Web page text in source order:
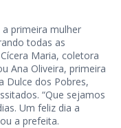
a primeira mulher
todas as
Maria, coletora
Ana Oliveira, primeira
Dulce dos Pobres,
“Que sejamos
Um feliz dia a
a prefeita.